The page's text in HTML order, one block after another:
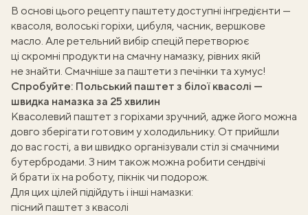
В основі цього рецепту паштету доступні інгредієнти —
квасоля, волоські горіхи, цибуля, часник, вершкове
масло. Але ретельний вибір спецій перетворює
ці скромні продукти на смачну намазку, рівних якій
не знайти. Смачніше за паштети з печінки та хумус!
Спробуйте: Польський паштет з білої квасолі —
швидка намазка за 25 хвилин
Квасолевий паштет з горіхами зручний, адже його можна
довго зберігати готовим у холодильнику. От прийшли
до вас гості, а ви швидко організували стіл зі смачними
бутербродами. З ним також можна робити сендвічі
й брати їх на роботу, пікнік чи подорож.
Для цих цілей підійдуть і інші намазки:
пісний паштет з квасолі